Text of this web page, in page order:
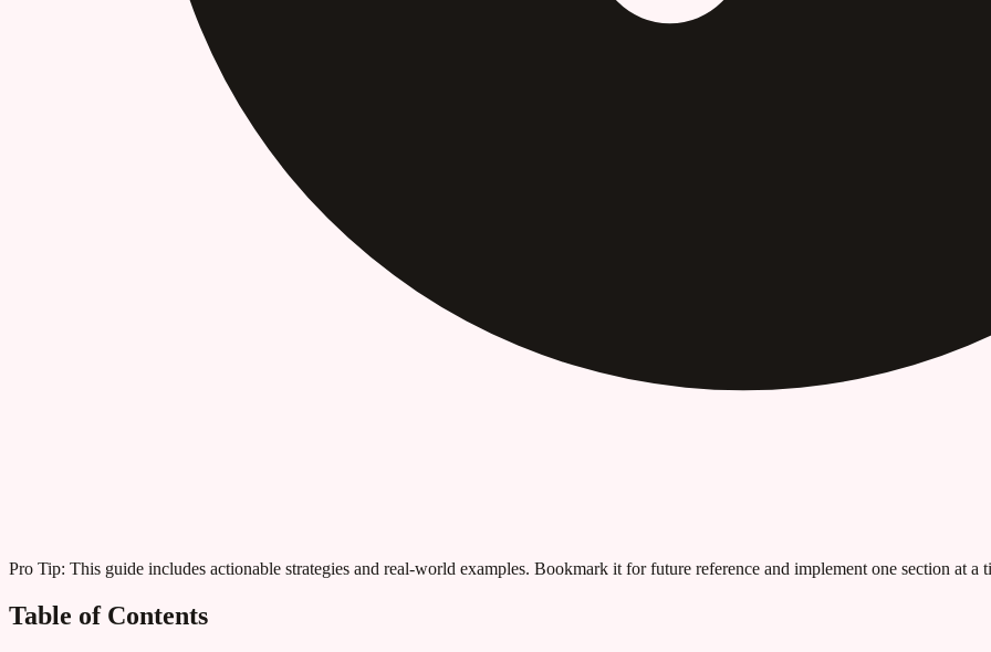
Pro Tip: This guide includes actionable strategies and real-world examples. Bookmark it for future reference and implement one section at a
Table of Contents